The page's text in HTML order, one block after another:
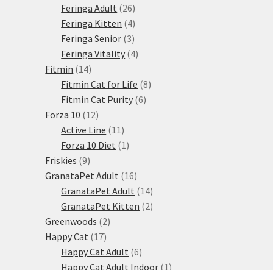
produktů
Feringa Adult 2626
produktů
Feringa Kitten 44
produkty
Feringa Senior 33
produkty
Feringa Vitality 44
Fitmin 1414
produktů
Fitmin Cat for Life 88
Fitmin Cat Purity 66
Forza 10 1212
produktů
Active Line 11 11
produktů
Forza 10 Diet 1 1
Friskies 99
produktů
GranataPet Adult 1616
produktů
GranataPet Adult 1414
produktů
GranataPet Kitten 22
Greenwoods 22
Happy Cat 1717
produktů
Happy Cat Adult 66
produktů
Happy Cat Adult Indoor 1 1